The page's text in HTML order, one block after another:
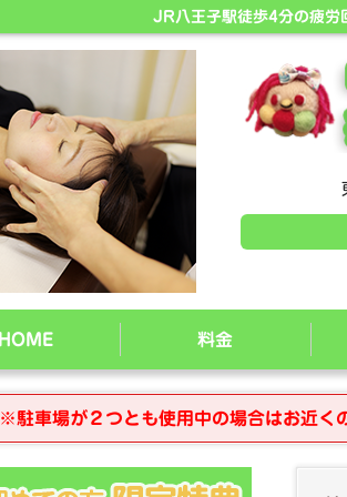
JR八王子駅徒歩4分の疲労
HOME 料金
※駐車場が２つとも使用中の場合はお近く